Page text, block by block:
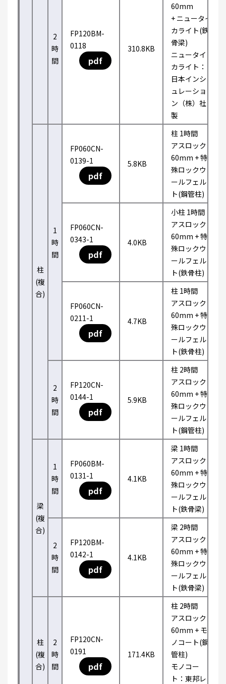
2
時
間
FP120BM-
0118
pdf
310.8KB
60mm
+ ニュータイ
カライト(鉄
骨梁)
ニュータイ
カライト：
日本インシ
ュレーショ
ン（株）社
製
柱
(複
合)
1
時
間
FP060CN-
0139-1
pdf
5.8KB
柱 1時間
アスロック
60mm + 特
殊ロックウ
ールフェル
ト(鋼管柱)
FP060CN-
0343-1
pdf
4.0KB
小柱 1時間
アスロック
60mm + 特
殊ロックウ
ールフェル
ト(鉄骨柱)
FP060CN-
0211-1
pdf
4.7KB
柱 1時間
アスロック
60mm + 特
殊ロックウ
ールフェル
ト(鉄骨柱)
2
時
間
FP120CN-
0144-1
pdf
5.9KB
柱 2時間
アスロック
60mm + 特
殊ロックウ
ールフェル
ト(鋼管柱)
梁
(複
合)
1
時
間
FP060BM-
0131-1
pdf
4.1KB
梁 1時間
アスロック
60mm + 特
殊ロックウ
ールフェル
ト(鉄骨梁)
2
時
間
FP120BM-
0142-1
pdf
4.1KB
梁 2時間
アスロック
60mm + 特
殊ロックウ
ールフェル
ト(鉄骨梁)
柱
(複
合)
2
時
間
FP120CN-
0191
pdf
171.4KB
柱 2時間
アスロック
60mm + モ
ノコート(鋼
管柱)
モノコー
ト：東邦レ